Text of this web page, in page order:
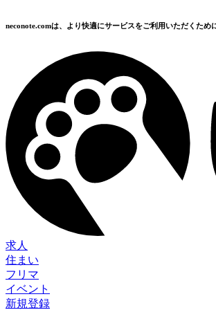
neconote.comは、より快適にサービスをご利用いただくため
求人
住まい
フリマ
イベント
新規登録